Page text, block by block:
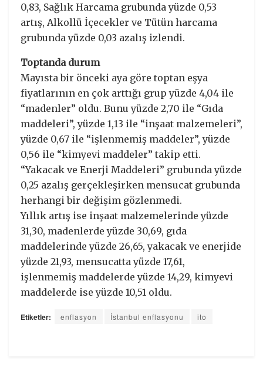
0,83, Sağlık Harcama grubunda yüzde 0,53
artış, Alkollü İçecekler ve Tütün harcama
grubunda yüzde 0,03 azalış izlendi.
Toptanda durum
Mayısta bir önceki aya göre toptan eşya
fiyatlarının en çok arttığı grup yüzde 4,04 ile
“madenler” oldu. Bunu yüzde 2,70 ile “Gıda
maddeleri”, yüzde 1,13 ile “inşaat malzemeleri”,
yüzde 0,67 ile “işlenmemiş maddeler”, yüzde
0,56 ile “kimyevi maddeler” takip etti.
“Yakacak ve Enerji Maddeleri” grubunda yüzde
0,25 azalış gerçekleşirken mensucat grubunda
herhangi bir değişim gözlenmedi.
Yıllık artış ise inşaat malzemelerinde yüzde
31,30, madenlerde yüzde 30,69, gıda
maddelerinde yüzde 26,65, yakacak ve enerjide
yüzde 21,93, mensucatta yüzde 17,61,
işlenmemiş maddelerde yüzde 14,29, kimyevi
maddelerde ise yüzde 10,51 oldu.
Etiketler: enflasyon İstanbul enflasyonu ito